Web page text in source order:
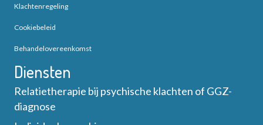
Klachtenregeling
Cookiebeleid
Behandelovereenkomst
Diensten
Relatietherapie bij psychische klachten of GGZ-
diagnose